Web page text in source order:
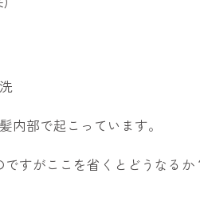
部で起こっています。
すがここを省くとどうなるか